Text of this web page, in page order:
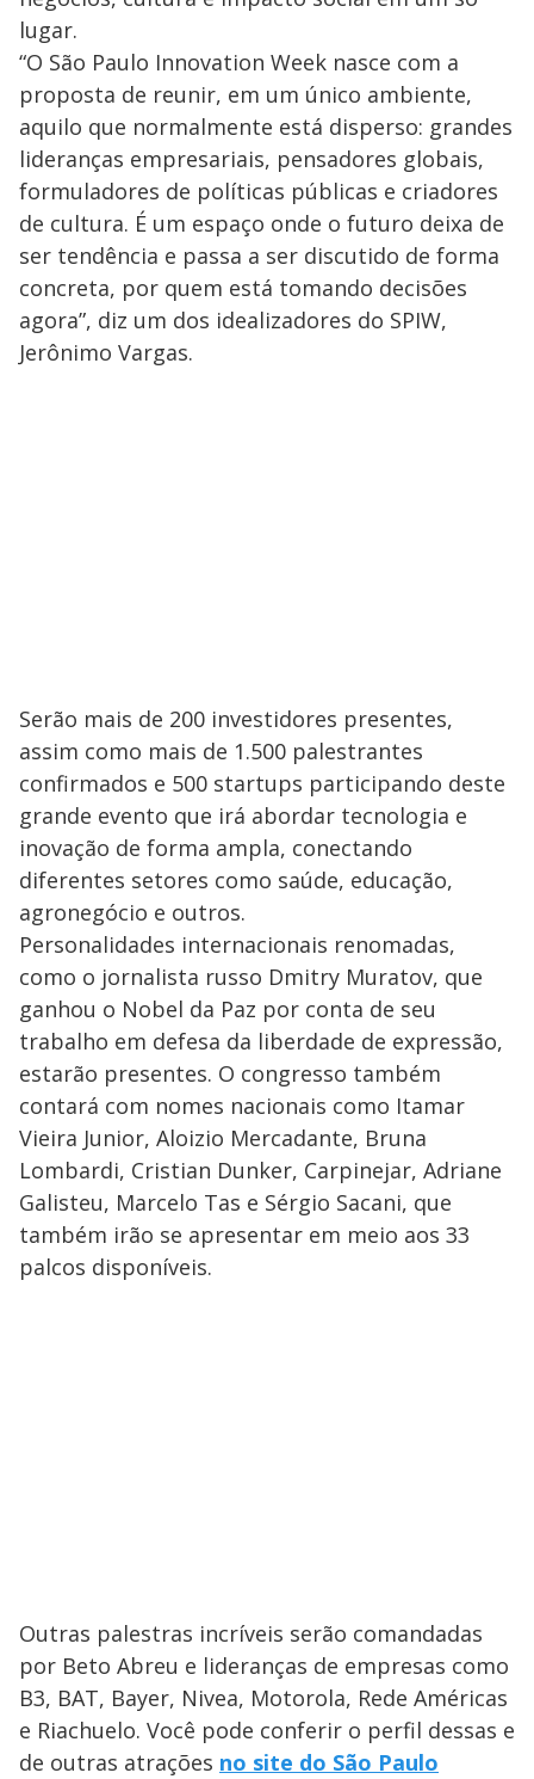
lugar.
“O São Paulo Innovation Week nasce com a
proposta de reunir, em um único ambiente,
aquilo que normalmente está disperso: grandes
lideranças empresariais, pensadores globais,
formuladores de políticas públicas e criadores
de cultura. É um espaço onde o futuro deixa de
ser tendência e passa a ser discutido de forma
concreta, por quem está tomando decisões
agora”, diz um dos idealizadores do SPIW,
Jerônimo Vargas.
Serão mais de 200 investidores presentes,
assim como mais de 1.500 palestrantes
confirmados e 500 startups participando deste
grande evento que irá abordar tecnologia e
inovação de forma ampla, conectando
diferentes setores como saúde, educação,
agronegócio e outros.
Personalidades internacionais renomadas,
como o jornalista russo Dmitry Muratov, que
ganhou o Nobel da Paz por conta de seu
trabalho em defesa da liberdade de expressão,
estarão presentes. O congresso também
contará com nomes nacionais como Itamar
Vieira Junior, Aloizio Mercadante, Bruna
Lombardi, Cristian Dunker, Carpinejar, Adriane
Galisteu, Marcelo Tas e Sérgio Sacani, que
também irão se apresentar em meio aos 33
palcos disponíveis.
Outras palestras incríveis serão comandadas
por Beto Abreu e lideranças de empresas como
B3, BAT, Bayer, Nivea, Motorola, Rede Américas
e Riachuelo. Você pode conferir o perfil dessas e
de outras atrações no site do São Paulo